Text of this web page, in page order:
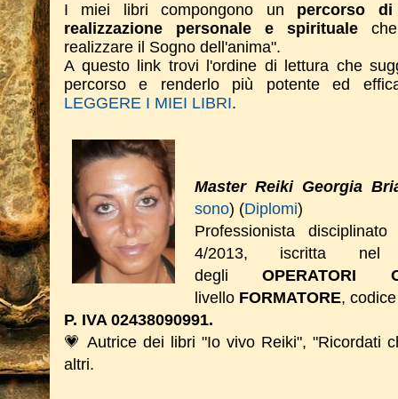
I miei libri compongono un percorso
realizzazione personale e spirituale
realizzare il Sogno dell'anima".
A questo link trovi l'ordine di lettura che
percorso e renderlo più potente ed
LEGGERE I MIEI LIBRI.
Master Reiki Georgia
sono) (Diplomi)
Professionista
4/2013, iscritta nel
degli
livello FORMATORE,
P. IVA 02438090991.
💗 Autrice dei libri "Io vivo Reiki", "Ricordati
altri.